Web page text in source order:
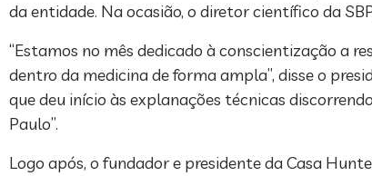
da entidade. Na ocasião, o diretor científico da
“Estamos no mês dedicado à conscientização a
dentro da medicina de forma ampla”, disse o
que deu início às explanações técnicas
Paulo”.
Logo após, o fundador e presidente da Casa